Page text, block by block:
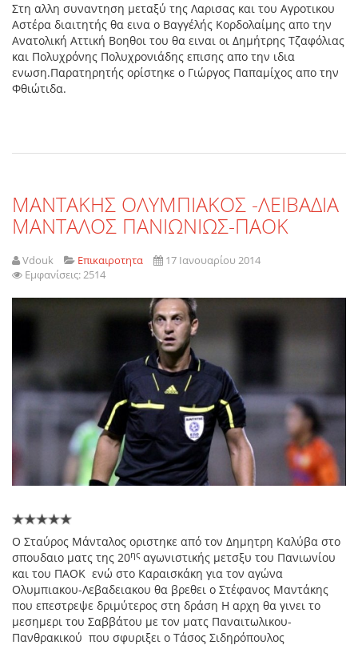
Στη αλλη συναντηση μεταξύ της Λαρισας και του Αγροτικου
Αστέρα διαιτητής θα εινα ο Βαγγέλής Κορδολαίμης απο την
Ανατολική Αττική Βοηθοι του θα ειναι οι Δημήτρης Τζαφόλιας
και Πολυχρόνης Πολυχρονιάδης επισης απο την ιδια
ενωση.Παρατηρητής ορίστηκε ο Γιώργος Παπαμίχος απο την
Φθιώτιδα.
ΜΑΝΤΑΚΗΣ ΟΛΥΜΠΙΑΚΟΣ -ΛΕΙΒΑΔΙΑ
ΜΑΝΤΑΛΟΣ ΠΑΝΙΩΝΙΩΣ-ΠΑΟΚ
Vdouk Επικαιροτητα
17 Ιανουαρίου 2014
Εμφανίσεις: 2514
Ο Σταύρος Μάνταλος οριστηκε από τον Δημητρη Καλύβα στο
σπουδαιο ματς της 20ης αγωνιστικής μετσξυ του Πανιωνίου
και του ΠΑΟΚ ενώ στο Καραισκάκη για τον αγώνα
Ολυμπιακου-Λεβαδειακου θα βρεθει ο Στέφανος Μαντάκης
που επεστρεψε δριμύτερος στη δράση Η αρχη θα γινει το
μεσημερι του Σαββάτου με τον ματς Παναιτωλικου-
Πανθρακικού που σφυριξει ο Τάσος Σιδηρόπουλος